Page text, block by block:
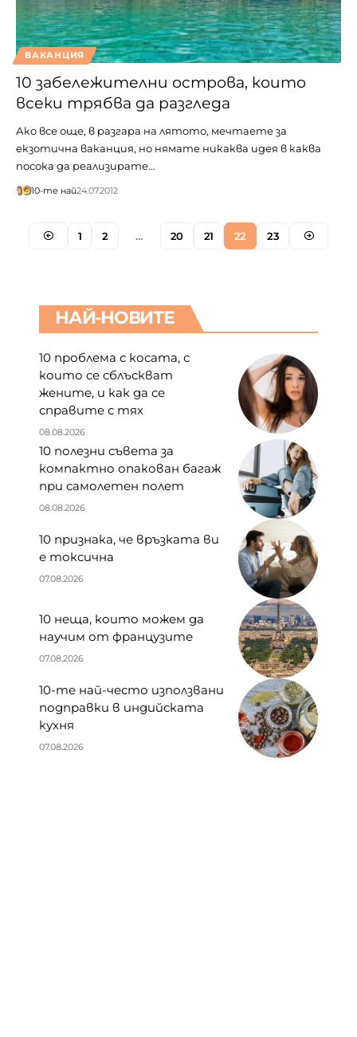
ВАКАНЦИЯ
10 забележителни острова, които
всеки трябва да разгледа
Ако все още, в разгара на лятото, мечтаете за
екзотична ваканция, но нямате никаква идея в каква
посока да реализирате…
10-те най24.07.2012
1 2 … 20 21 22 23
НАЙ-НОВИТЕ
10 проблема с косата, с
които се сблъскват
жените, и как да се
справите с тях
08.08.2026
10 полезни съвета за
компактно опакован багаж
при самолетен полет
08.08.2026
10 признака, че връзката ви
е токсична
07.08.2026
10 неща, които можем да
научим от французите
07.08.2026
10-те най-често използвани
подправки в индийската
кухня
07.08.2026